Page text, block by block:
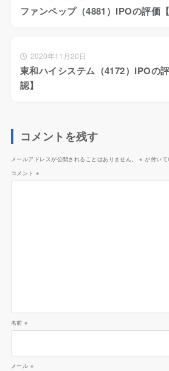
ファンペップ（4881）IPOの評価
2020年11月20日
東和ハイシステム（4172）IPOの
認】
コメントを残す
メールアドレスが公開されることはありません。 ※ が付いて
コメント※
名前※
メール ※